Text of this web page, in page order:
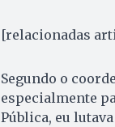
[relacionadas
Segundo o
especialmente
Pública, eu